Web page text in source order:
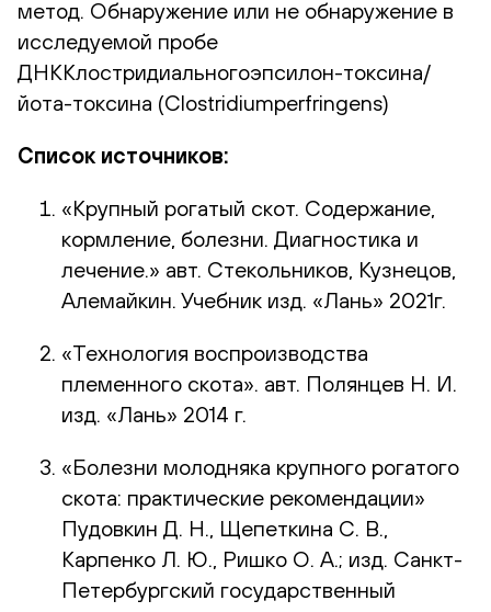
метод. Обнаружение или не обнаружение в
исследуемой пробе
ДНККлостридиальногоэпсилон-токсина/
йота-токсина (Clostridiumperfringens)
Список источников:
«Крупный рогатый скот. Содержание,
кормление, болезни. Диагностика и
лечение.» авт. Стекольников, Кузнецов,
Алемайкин. Учебник изд. «Лань» 2021г.
«Технология воспроизводства
племенного скота». авт. Полянцев Н. И.
изд. «Лань» 2014 г.
«Болезни молодняка крупного рогатого
скота: практические рекомендации»
Пудовкин Д. Н., Щепеткина С. В.,
Карпенко Л. Ю., Ришко О. А.; изд. Санкт-
Петербургский государственный